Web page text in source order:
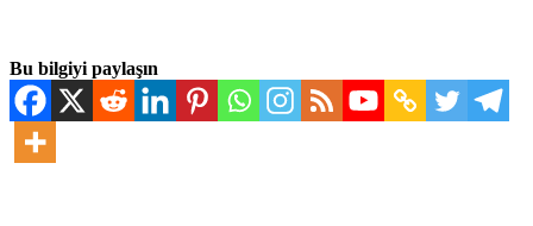
Bu bilgiyi paylaşın